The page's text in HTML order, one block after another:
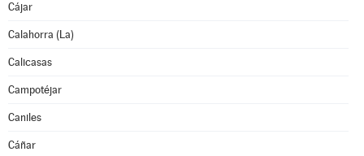
Cájar
Calahorra (La)
Calicasas
Campotéjar
Caniles
Cáñar